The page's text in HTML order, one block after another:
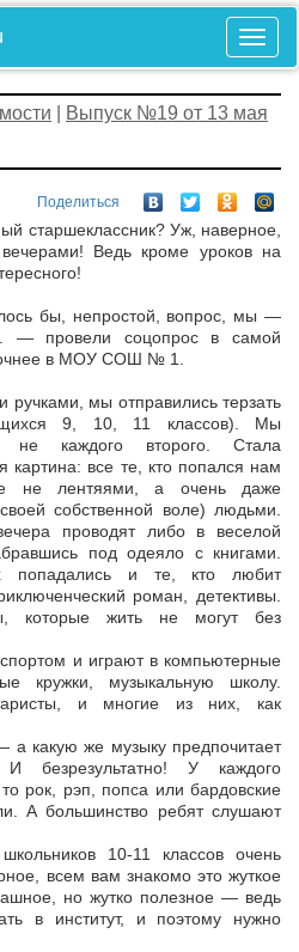
Выпуск №19 от 13 мая
Поделиться
старшеклассник? Уж, наверное,
Ведь кроме уроков на
бы, непростой, вопрос, мы —
— провели соцопрос в самой
в МОУ СОШ № 1.
ручками, мы отправились терзать
9, 10, 11 классов). Мы
не каждого второго. Стала
картина: все те, кто попался нам
не лентяями, а очень даже
собственной воле) людьми.
проводят либо в веселой
под одеяло с книгами.
попадались и те, кто любит
роман, детективы.
которые жить не могут без
и играют в компьютерные
кружки, музыкальную школу.
и многие из них, как
какую же музыку предпочитает
безрезультатно! У каждого
рок, рэп, попса или бардовские
А большинство ребят слушают
10-11 классов очень
всем вам знакомо это жуткое
но жутко полезное — ведь
в институт, и поэтому нужно